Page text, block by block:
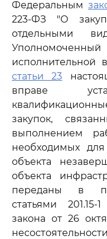
Федеральным
223-ФЗ "О
отдельными
исполнительной
статьи 23
вправе
закупок,
выполнением
необходимых для
объекта
объекта
переданы в
статьями
закона от 26